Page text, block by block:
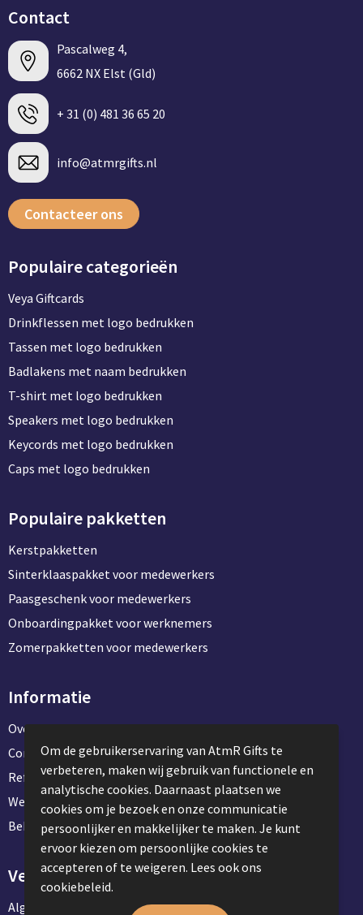
Contact
Pascalweg 4,
6662 NX Elst (Gld)
+ 31 (0) 481 36 65 20
info@atmrgifts.nl
Contacteer ons
Populaire categorieën
Veya Giftcards
Drinkflessen met logo bedrukken
Tassen met logo bedrukken
Badlakens met naam bedrukken
T-shirt met logo bedrukken
Speakers met logo bedrukken
Keycords met logo bedrukken
Caps met logo bedrukken
Populaire pakketten
Kerstpakketten
Sinterklaaspakket voor medewerkers
Paasgeschenk voor medewerkers
Onboardingpakket voor werknemers
Zomerpakketten voor medewerkers
Informatie
Over ons
Contact en klantenservice
Referentie projecten
Werken & stage bij AtmR Gifts
Bekijk kantoorbenodigdheden
Veilig winkelen
Algemene voorwaarden
Om de gebruikerservaring van AtmR Gifts te
verbeteren, maken wij gebruik van functionele en
analytische cookies. Daarnaast plaatsen we
cookies om je bezoek en onze communicatie
persoonlijker en makkelijker te maken. Je kunt
ervoor kiezen om persoonlijke cookies te
accepteren of te weigeren. Lees ook ons
cookiebeleid.